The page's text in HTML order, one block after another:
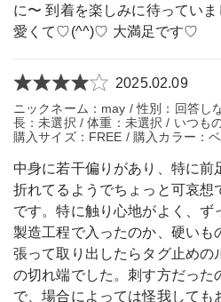
に〜 到着を楽しみに待ってい
愛くて♡(^^)♡ 大満足です♡
2025.02.09
ニックネーム：may / 性別：回答し
長：未選択 / 体重：未選択 / いつも
購入サイズ：FREE / 購入カラー：
中身に若干偏りがあり、特に前
折れてるようでちょっと可哀想
です。特に触り心地がよく、ず
製造工程で入ったのか、硬いも
張って取り出したらタグ止めの
の切れ端でした。刺す方だった
で、場合によっては怪我しても